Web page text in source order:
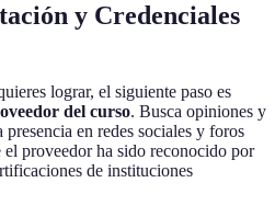
y Credenciales
lograr, el siguiente paso es
del curso. Busca opiniones y
en redes sociales y foros
el proveedor ha sido reconocido por
de instituciones